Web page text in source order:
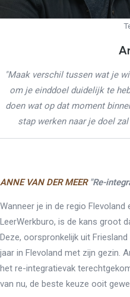
"Maak verschil tussen wat je
om je einddoel duidelijk te
doen wat op dat moment
stap werken naar je doel
ANNE VAN DER MEER"Re-
Wanneer je in de regio
LeerWerkburo, is de kans groot
Deze, oorspronkelijk uit
jaar in Flevoland met zijn gezin.
het re-integratievak
van nu, de beste keuze ooit